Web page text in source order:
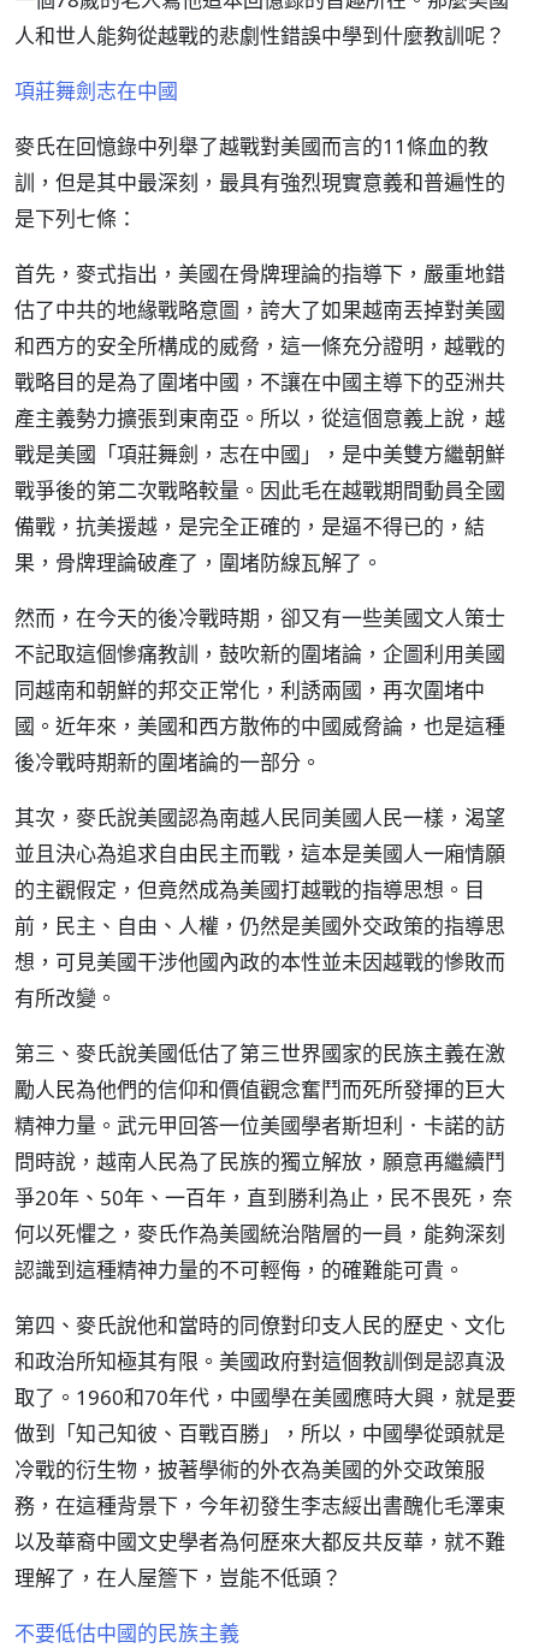
人和世人能夠從越戰的悲劇性錯誤中學到什麼教訓呢？
項莊舞劍志在中國
麥氏在回憶錄中列舉了越戰對美國而言的11條血的教
訓，但是其中最深刻，最具有強烈現實意義和普遍性的
是下列七條：
首先，麥式指出，美國在骨牌理論的指導下，嚴重地錯
估了中共的地緣戰略意圖，誇大了如果越南丟掉對美國
和西方的安全所構成的威脅，這一條充分證明，越戰的
戰略目的是為了圍堵中國，不讓在中國主導下的亞洲共
產主義勢力擴張到東南亞。所以，從這個意義上說，越
戰是美國「項莊舞劍，志在中國」，是中美雙方繼朝鮮
戰爭後的第二次戰略較量。因此毛在越戰期間動員全國
備戰，抗美援越，是完全正確的，是逼不得已的，結
果，骨牌理論破產了，圍堵防線瓦解了。
然而，在今天的後冷戰時期，卻又有一些美國文人策士
不記取這個慘痛教訓，鼓吹新的圍堵論，企圖利用美國
同越南和朝鮮的邦交正常化，利誘兩國，再次圍堵中
國。近年來，美國和西方散佈的中國威脅論，也是這種
後冷戰時期新的圍堵論的一部分。
其次，麥氏說美國認為南越人民同美國人民一樣，渴望
並且決心為追求自由民主而戰，這本是美國人一廂情願
的主觀假定，但竟然成為美國打越戰的指導思想。目
前，民主、自由、人權，仍然是美國外交政策的指導思
想，可見美國干涉他國內政的本性並未因越戰的慘敗而
有所改變。
第三、麥氏說美國低估了第三世界國家的民族主義在激
勵人民為他們的信仰和價值觀念奮鬥而死所發揮的巨大
精神力量。武元甲回答一位美國學者斯坦利．卡諾的訪
問時說，越南人民為了民族的獨立解放，願意再繼續鬥
爭20年、50年、一百年，直到勝利為止，民不畏死，奈
何以死懼之，麥氏作為美國統治階層的一員，能夠深刻
認識到這種精神力量的不可輕侮，的確難能可貴。
第四、麥氏說他和當時的同僚對印支人民的歷史、文化
和政治所知極其有限。美國政府對這個教訓倒是認真汲
取了。1960和70年代，中國學在美國應時大興，就是要
做到「知己知彼、百戰百勝」，所以，中國學從頭就是
冷戰的衍生物，披著學術的外衣為美國的外交政策服
務，在這種背景下，今年初發生李志綏出書醜化毛澤東
以及華裔中國文史學者為何歷來大都反共反華，就不難
理解了，在人屋簷下，豈能不低頭？
不要低估中國的民族主義